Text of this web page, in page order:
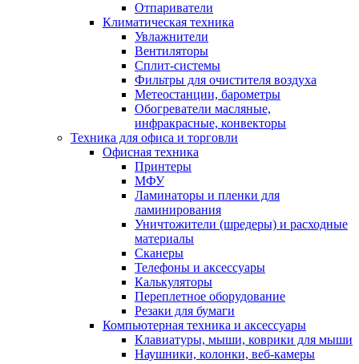
Отпариватели
Климатическая техника
Увлажнители
Вентиляторы
Сплит-системы
Фильтры для очистителя воздуха
Метеостанции, барометры
Обогреватели масляные,
инфракрасные, конвекторы
Техника для офиса и торговли
Офисная техника
Принтеры
МФУ
Ламинаторы и пленки для
ламинирования
Уничтожители (шредеры) и расходные
материалы
Сканеры
Телефоны и аксессуары
Калькуляторы
Переплетное оборудование
Резаки для бумаги
Компьютерная техника и аксессуары
Клавиатуры, мыши, коврики для мыши
Наушники, колонки, веб-камеры